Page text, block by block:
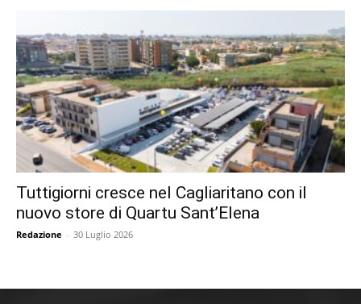
Tuttigiorni cresce nel Cagliaritano con il
nuovo store di Quartu Sant’Elena
Redazione - 30 Luglio 2026